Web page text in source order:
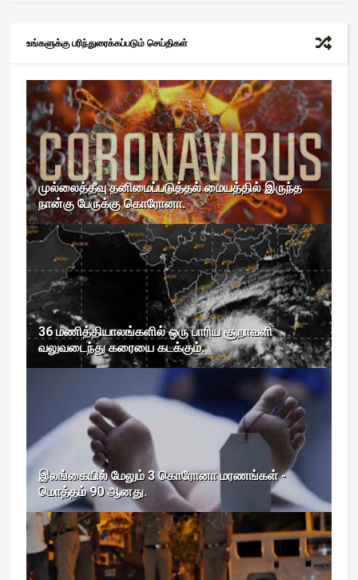
உங்களுக்கு பரிந்துரைக்கப்படும் செய்திகள்
முல்லைத்தீவு தனிமைப்படுத்தல் மையத்தில் இருந்த
நான்கு பேருக்கு கொரோனா.
36 மணித்தியாலங்களில் ஒரு பாரிய சூறாவளி
வலுவடைந்து கரையை கடக்கும்.
இலங்கையில் மேலும் 3 கொரோனா மரணங்கள் -
மொத்தம் 90 ஆனது.